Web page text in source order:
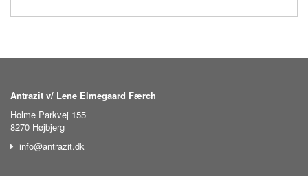
Antrazit v/ Lene Elmegaard Færch
Holme Parkvej 155
8270 Højbjerg
info@antrazit.dk